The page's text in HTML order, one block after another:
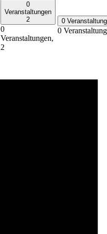
0
Veranstaltungen
2
0
Veranstaltungen,
2
0
0